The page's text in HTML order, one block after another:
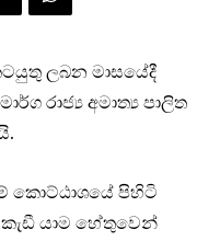
ලබන මාසයේදී
රාජ්‍ය අමාත්‍ය පාලිත
කොට්ඨාශයේ පිහිටි
යාම හේතුවෙන්